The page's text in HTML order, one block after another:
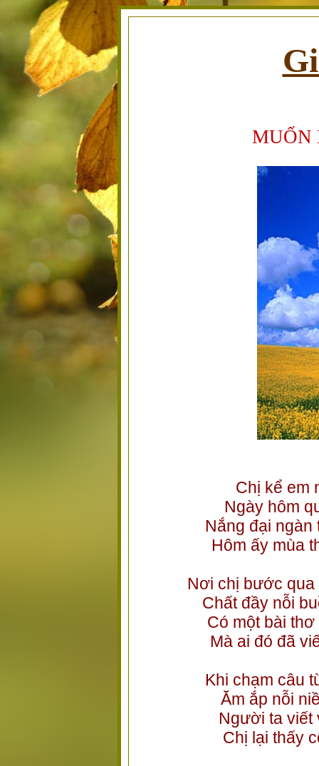
MUỐN
Chị kể em
Ngày hôm
Nắng đại ngàn
Hôm ấy mùa
Nơi chị bước
Chất đầy nỗi
Có một bài
Mà ai đó đã
Khi chạm câu
Ăm ắp nỗi
Người ta viết
Chị lại thấy